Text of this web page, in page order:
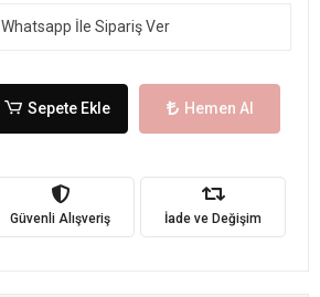
Whatsapp İle Sipariş Ver
Sepete Ekle Hemen Al
Güvenli Alışveriş İade ve Değişim